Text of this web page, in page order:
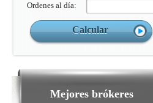
Ordenes al día:
Mejores brókeres